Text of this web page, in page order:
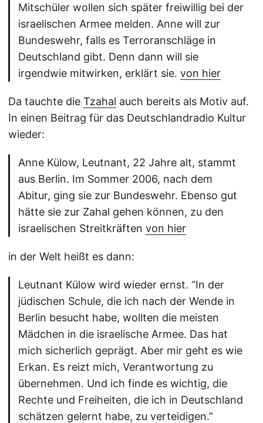
Mitschüler wollen sich später freiwillig bei der
israelischen Armee melden. Anne will zur
Bundeswehr, falls es Terroranschläge in
Deutschland gibt. Denn dann will sie
irgendwie mitwirken, erklärt sie. von hier
Da tauchte die Tzahal auch bereits als Motiv auf.
In einen Beitrag für das Deutschlandradio Kultur
wieder:
Anne Külow, Leutnant, 22 Jahre alt, stammt
aus Berlin. Im Sommer 2006, nach dem
Abitur, ging sie zur Bundeswehr. Ebenso gut
hätte sie zur Zahal gehen können, zu den
israelischen Streitkräften von hier
in der Welt heißt es dann:
Leutnant Külow wird wieder ernst. “In der
jüdischen Schule, die ich nach der Wende in
Berlin besucht habe, wollten die meisten
Mädchen in die israelische Armee. Das hat
mich sicherlich geprägt. Aber mir geht es wie
Erkan. Es reizt mich, Verantwortung zu
übernehmen. Und ich finde es wichtig, die
Rechte und Freiheiten, die ich in Deutschland
schätzen gelernt habe, zu verteidigen.”